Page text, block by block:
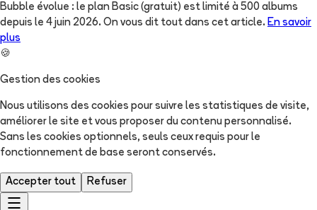
Bubble évolue : le plan Basic (gratuit) est limité à 500 albums
depuis le 4 juin 2026. On vous dit tout dans cet article. En savoir
plus
🍪
Gestion des cookies
Nous utilisons des cookies pour suivre les statistiques de visite,
améliorer le site et vous proposer du contenu personnalisé.
Sans les cookies optionnels, seuls ceux requis pour le
fonctionnement de base seront conservés.
Accepter tout Refuser